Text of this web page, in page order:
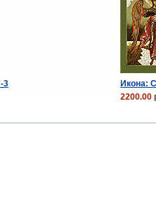
3
Икона:
2200.00